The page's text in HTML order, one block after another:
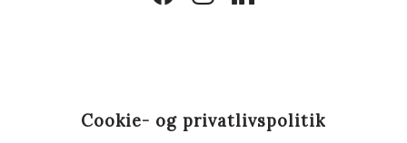
Cookie- og privatlivspolitik